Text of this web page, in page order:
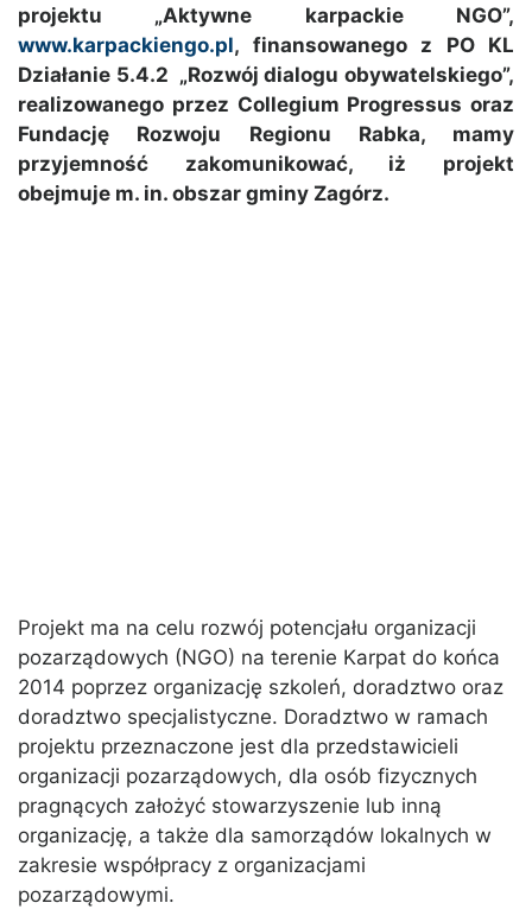
projektu „Aktywne karpackie NGO”,
www.karpackiengo.pl, finansowanego z PO KL
Działanie 5.4.2 „Rozwój dialogu obywatelskiego”,
realizowanego przez Collegium Progressus oraz
Fundację Rozwoju Regionu Rabka, mamy
przyjemność zakomunikować, iż projekt
obejmuje m. in. obszar gminy Zagórz.
Projekt ma na celu rozwój potencjału organizacji
pozarządowych (NGO) na terenie Karpat do końca
2014 poprzez organizację szkoleń, doradztwo oraz
doradztwo specjalistyczne. Doradztwo w ramach
projektu przeznaczone jest dla przedstawicieli
organizacji pozarządowych, dla osób fizycznych
pragnących założyć stowarzyszenie lub inną
organizację, a także dla samorządów lokalnych w
zakresie współpracy z organizacjami
pozarządowymi.